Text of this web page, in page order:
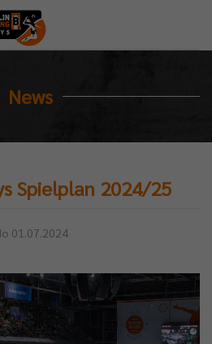
News
Spielplan 2024/25
01.07.2024